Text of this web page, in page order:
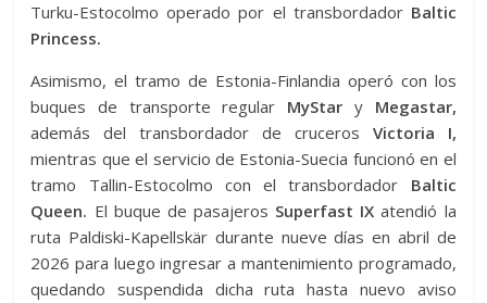
Turku-Estocolmo operado por el transbordador Baltic
Princess.
Asimismo, el tramo de Estonia-Finlandia operó con los
buques de transporte regular MyStar y Megastar,
además del transbordador de cruceros Victoria I,
mientras que el servicio de Estonia-Suecia funcionó en el
tramo Tallin-Estocolmo con el transbordador Baltic
Queen. El buque de pasajeros Superfast IX atendió la
ruta Paldiski-Kapellskär durante nueve días en abril de
2026 para luego ingresar a mantenimiento programado,
quedando suspendida dicha ruta hasta nuevo aviso